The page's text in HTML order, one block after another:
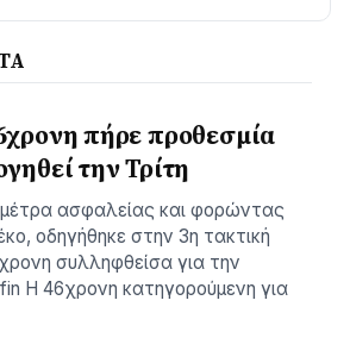
πήρε προθεσμία
την Τρίτη
ασφαλείας και φορώντας
οδηγήθηκε στην 3η τακτική
συλληφθείσα για την
Η 46χρονη κατηγορούμενη για